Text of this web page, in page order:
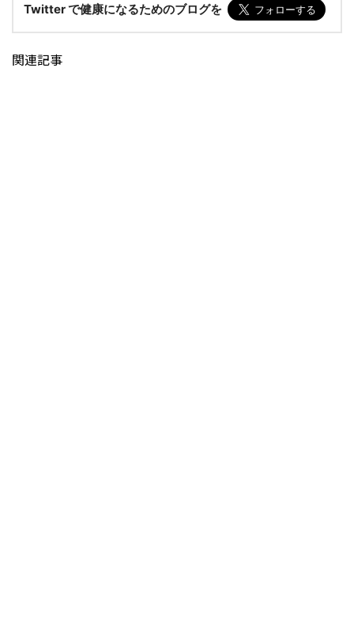
Twitter で健康になるためのブログを
関連記事